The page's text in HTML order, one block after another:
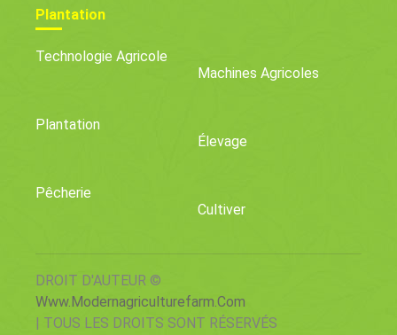
Plantation
Technologie Agricole
Machines Agricoles
Plantation
Élevage
Pêcherie
Cultiver
DROIT D'AUTEUR ©
Www.modernagriculturefarm.com
| TOUS LES DROITS SONT RÉSERVÉS